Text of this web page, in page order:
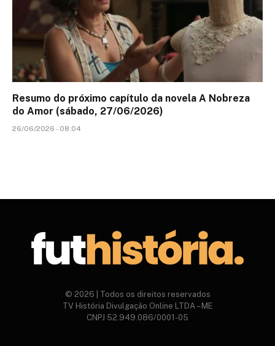
Resumo do próximo capítulo da novela A Nobreza
do Amor (sábado, 27/06/2026)
26/06/2026 - 08:04
© 2026 | Todos os direitos reservados
TV História Divulgação Online LTDA – ME
CNPJ 52.949.086/0001-05